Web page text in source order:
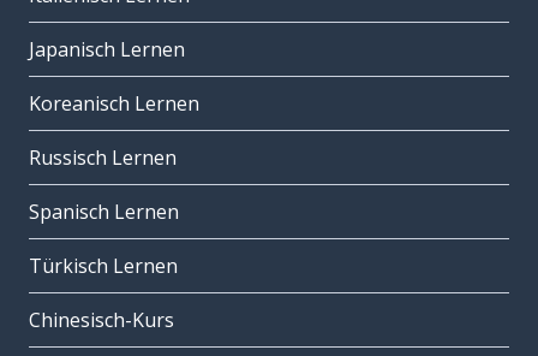
Japanisch Lernen
Koreanisch Lernen
Russisch Lernen
Spanisch Lernen
Türkisch Lernen
Chinesisch-Kurs